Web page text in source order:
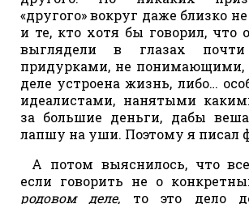
«другого» вокруг даже близко
и те, кто хотя бы говорил, что
выглядели в глазах
придурками, не понимающими,
деле устроена жизнь, либо…
идеалистами, нанятыми
за большие деньги, дабы
лапшу на уши. Поэтому я писал
А потом выяснилось, что
если говорить не о
родовом деле, то это дело